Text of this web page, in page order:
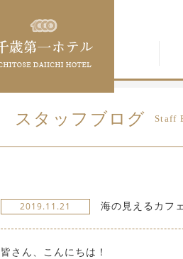
スタッフブログ Staff
2019.11.21 海の見えるカフ
皆さん、こんにちは！